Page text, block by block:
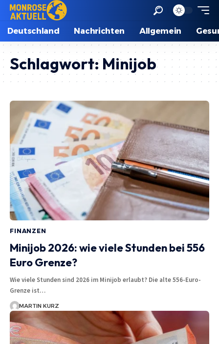
Deutschland Nachrichten Allgemein
Schlagwort: Minijob
FINANZEN
Minijob 2026: wie viele Stunden bei 556
Euro Grenze?
Wie viele Stunden sind 2026 im Minijob erlaubt? Die alte 556-Euro-
Grenze ist…
MARTIN KURZ